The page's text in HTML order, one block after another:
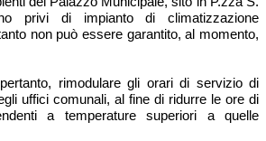
privi di impianto di climatizzazione
non può essere garantito, al momento,
rimodulare gli orari di servizio di
uffici comunali, al fine di ridurre le ore di
a temperature superiori a quelle